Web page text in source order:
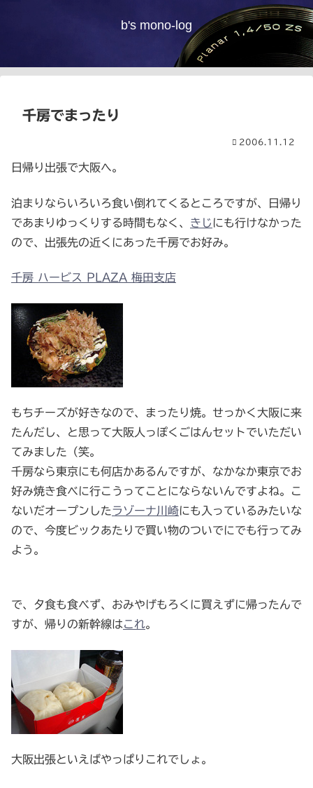
b's mono-log
千房でまったり
2006.11.12
日帰り出張で大阪へ。
泊まりならいろいろ食い倒れてくるところですが、日帰り
であまりゆっくりする時間もなく、 きじ にも行けなかった
ので、出張先の近くにあった千房でお好み。
千房 ハービス PLAZA 梅田支店
もちチーズが好きなので、まったり焼。せっかく大阪に来
たんだし、と思って大阪人っぽくごはんセットでいただい
てみました（笑。
千房なら東京にも何店かあるんですが、なかなか東京でお
好み焼き食べに行こうってことにならないんですよね。こ
ないだオープンしたラゾーナ川崎にも入っているみたいな
ので、今度ビックあたりで買い物のついでにでも行ってみ
よう。
で、夕食も食べず、おみやげもろくに買えずに帰ったんで
すが、帰りの新幹線はこれ。
大阪出張といえばやっぱりこれでしょ。